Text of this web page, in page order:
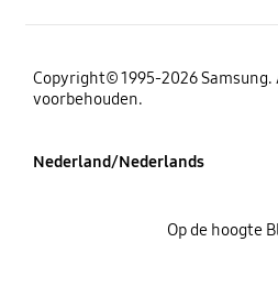
Copyright© 1995-2026 Samsung.
voorbehouden.
Nederland/Nederlands
Op de hoogte